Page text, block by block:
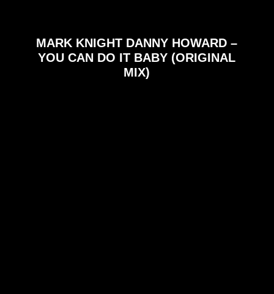
MARK KNIGHT DANNY HOWARD –
YOU CAN DO IT BABY (ORIGINAL
MIX)